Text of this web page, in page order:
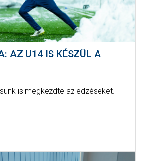
AZ U14 IS KÉSZÜL A
is megkezdte az edzéseket.